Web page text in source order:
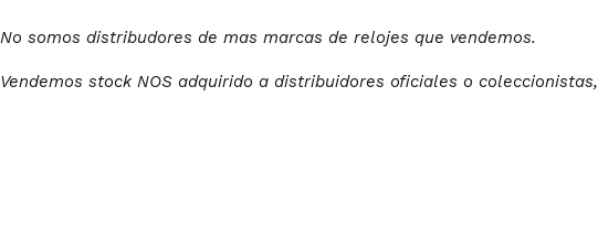
No somos distribudores de mas marcas de relojes que vendemos.
Vendemos stock NOS adquirido a distribuidores oficiales o